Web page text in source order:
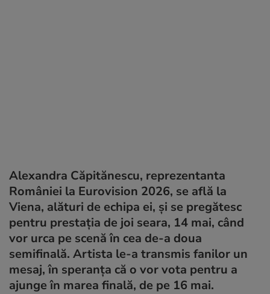
Alexandra Căpitănescu, reprezentanta
României la Eurovision 2026, se află la
Viena, alături de echipa ei, și se pregătesc
pentru prestația de joi seara, 14 mai, când
vor urca pe scenă în cea de-a doua
semifinală. Artista le-a transmis fanilor un
mesaj, în speranța că o vor vota pentru a
ajunge în marea finală, de pe 16 mai.